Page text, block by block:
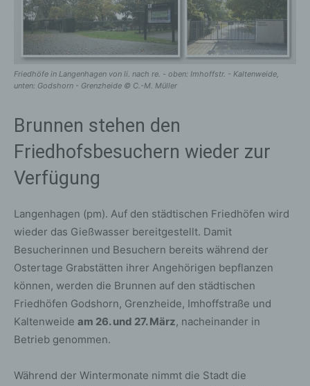
Friedhöfe in Langenhagen von li. nach re. - oben: Imhoffstr. - Kaltenweide,
unten: Godshorn - Grenzheide © C.-M. Müller
Brunnen stehen den
Friedhofsbesuchern wieder zur
Verfügung
Langenhagen (pm). Auf den städtischen Friedhöfen wird
wieder das Gießwasser bereitgestellt. Damit
Besucherinnen und Besuchern bereits während der
Ostertage Grabstätten ihrer Angehörigen bepflanzen
können, werden die Brunnen auf den städtischen
Friedhöfen Godshorn, Grenzheide, Imhoffstraße und
Kaltenweide am 26. und 27. März, nacheinander in
Betrieb genommen.
Während der Wintermonate nimmt die Stadt die